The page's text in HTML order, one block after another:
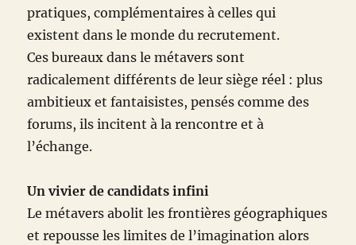
pratiques, complémentaires à celles qui
existent dans le monde du recrutement.
Ces bureaux dans le métavers sont
radicalement différents de leur siège réel : plus
ambitieux et fantaisistes, pensés comme des
forums, ils incitent à la rencontre et à
l’échange.
Un vivier de candidats infini
Le métavers abolit les frontières géographiques
et repousse les limites de l’imagination alors